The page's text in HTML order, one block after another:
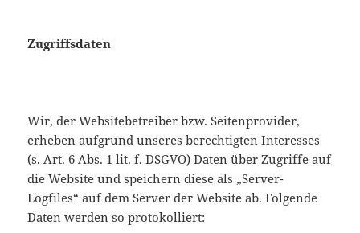
Zugriffsdaten
Wir, der Websitebetreiber bzw. Seitenprovider,
erheben aufgrund unseres berechtigten Interesses
(s. Art. 6 Abs. 1 lit. f. DSGVO) Daten über Zugriffe auf
die Website und speichern diese als „Server-
Logfiles“ auf dem Server der Website ab. Folgende
Daten werden so protokolliert: